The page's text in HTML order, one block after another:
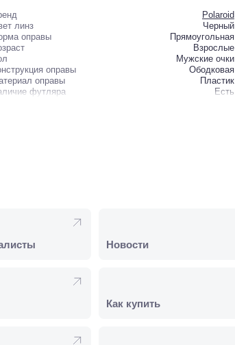
Polaroid
линз
Черный
оправы
Прямоугольная
Взрослые
Мужские очки
оправы
Ободковая
оправы
Пластик
футляра
Есть
Новости
Как купить